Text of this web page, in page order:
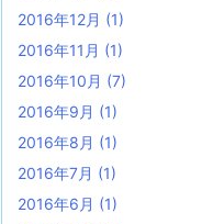
2016年12月 (1)
2016年11月 (1)
2016年10月 (7)
2016年9月 (1)
2016年8月 (1)
2016年7月 (1)
2016年6月 (1)